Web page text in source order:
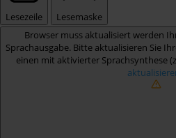
Lesezeile
Lesemaske
Browser muss aktualisiert werden
Sprachausgabe. Bitte aktualisieren Sie
einen mit aktivierter Sprachsynthese